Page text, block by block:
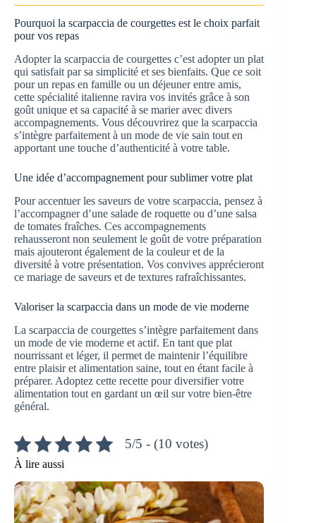
Pourquoi la scarpaccia de courgettes est le choix parfait
pour vos repas
Adopter la scarpaccia de courgettes c’est adopter un plat
qui satisfait par sa simplicité et ses bienfaits. Que ce soit
pour un repas en famille ou un déjeuner entre amis,
cette spécialité italienne ravira vos invités grâce à son
goût unique et sa capacité à se marier avec divers
accompagnements. Vous découvrirez que la scarpaccia
s’intègre parfaitement à un mode de vie sain tout en
apportant une touche d’authenticité à votre table.
Une idée d’accompagnement pour sublimer votre plat
Pour accentuer les saveurs de votre scarpaccia, pensez à
l’accompagner d’une salade de roquette ou d’une salsa
de tomates fraîches. Ces accompagnements
rehausseront non seulement le goût de votre préparation
mais ajouteront également de la couleur et de la
diversité à votre présentation. Vos convives apprécieront
ce mariage de saveurs et de textures rafraîchissantes.
Valoriser la scarpaccia dans un mode de vie moderne
La scarpaccia de courgettes s’intègre parfaitement dans
un mode de vie moderne et actif. En tant que plat
nourrissant et léger, il permet de maintenir l’équilibre
entre plaisir et alimentation saine, tout en étant facile à
préparer. Adoptez cette recette pour diversifier votre
alimentation tout en gardant un œil sur votre bien-être
général.
5/5 - (10 votes)
À lire aussi